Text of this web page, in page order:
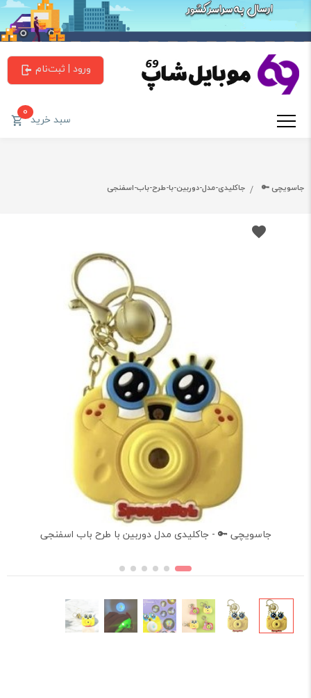
ورود | ثبت‌نام
سبد خرید0
جاسویچی 🔑 جاکلیدی-مدل-دوربین-با-طرح-باب-اسفنجی
جاسویچی 🔑 - جاکلیدی مدل دوربین با طرح باب اسفنجی